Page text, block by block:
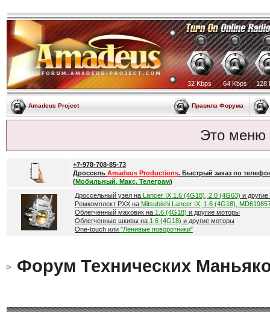
32 Kbps 64 Kbps 128
Amadeus Project Правила Форума
Это меню
+7-978-708-85-73
Дроссель Amadeus Productions. Быстрый заказ по
(Мобильный, Макс, Телеграм)
Дроссельный узел на Lancer IX 1.6 (4G18), 2.0 (4G63) и
Ремкомплект РХХ на Mitsubishi Lancer IX, 1.6 (4G18),
Облегченный маховик на 1.6 (4G18) и другие моторы
Облегченные шкивы на 1.6 (4G18) и другие моторы
One-touch или "Ленивые поворотники"
Форум Технических